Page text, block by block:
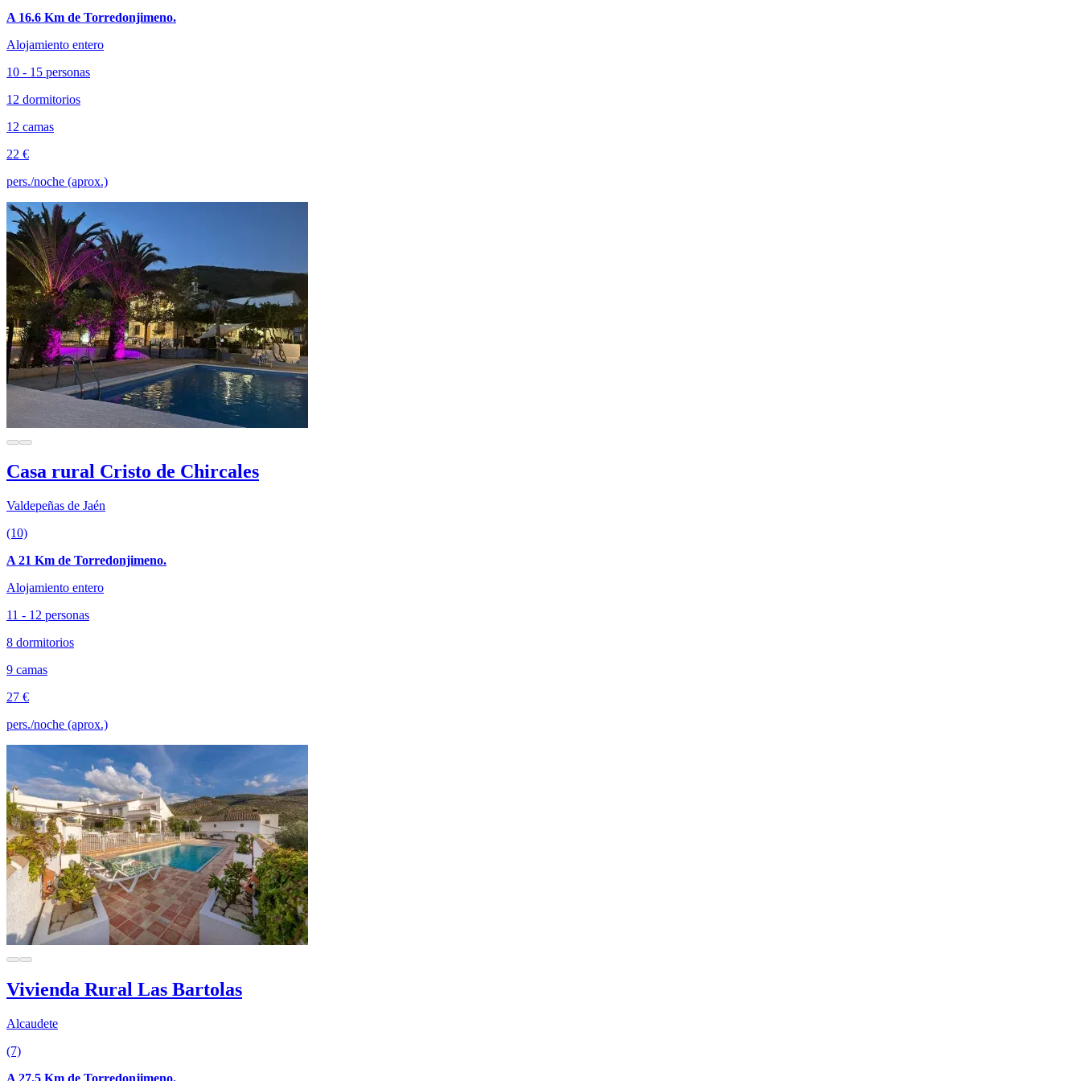
A 16.6 Km de Torredonjimeno.
Alojamiento entero
10 - 15 personas
12 dormitorios
12 camas
22 €
pers./noche (aprox.)
Casa rural Cristo de Chircales
Valdepeñas de Jaén
(10)
A 21 Km de Torredonjimeno.
Alojamiento entero
11 - 12 personas
8 dormitorios
9 camas
27 €
pers./noche (aprox.)
Vivienda Rural Las Bartolas
Alcaudete
(7)